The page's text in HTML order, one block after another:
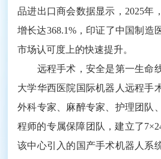
品进出口商会数据显示，2025年
增长达368.1%，印证了中国制造
市场认可度上的快速提升。
远程手术，安全是第一生命线
大学华西医院国际机器人远程手
外科专家、麻醉专家、护理团队
程师的专属保障团队，建立了
该中心引入的国产手术机器人系